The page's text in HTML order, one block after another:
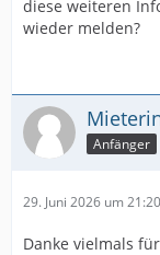
diese weiteren
wieder melden?
Anfänger
29. Juni 2026 um 21:20
Danke vielmals